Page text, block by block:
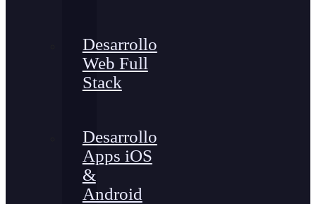
Desarrollo
Web Full
Stack
Desarrollo
Apps iOS
&
Android